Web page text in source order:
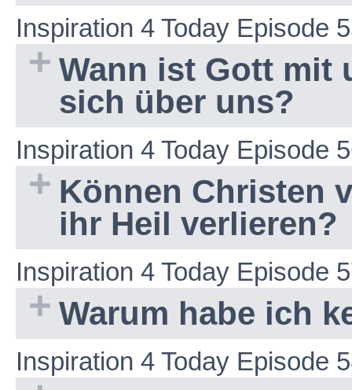
Inspiration 4 Today Episode
Wann ist Gott mit
sich über uns?
Inspiration 4 Today Episode
Können Christen
ihr Heil verlieren?
Inspiration 4 Today Episode
Warum habe ich
Inspiration 4 Today Episode